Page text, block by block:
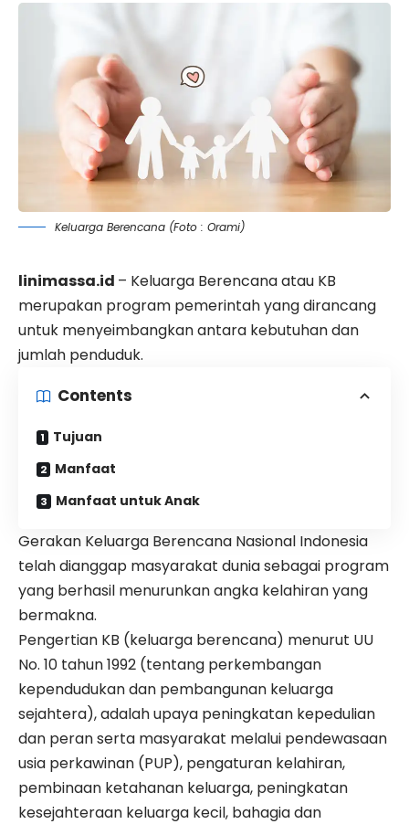
Keluarga Berencana (Foto : Orami)
linimassa.id – Keluarga Berencana atau KB
merupakan program pemerintahyangdirancang
untuk menyeimbangkanantara kebutuhan dan
jumlah penduduk.
Contents
Tujuan
Manfaat
Manfaat untuk Anak
Gerakan Keluarga Berencana Nasional Indonesia
telah dianggap masyarakat dunia sebagai program
yang berhasil menurunkan angka kelahiran yang
bermakna.
Pengertian KB (keluarga berencana) menurut UU
No. 10 tahun 1992 (tentang perkembangan
kependudukan dan pembangunan keluarga
sejahtera), adalah upaya peningkatan kepedulian
dan peran serta masyarakat melalui pendewasaan
usia perkawinan (PUP), pengaturan kelahiran,
pembinaan ketahanan keluarga, peningkatan
kesejahteraan keluarga kecil, bahagia dan